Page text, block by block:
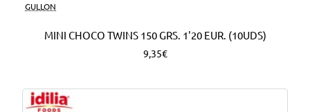
GULLON
MINI CHOCO TWINS 150 GRS. 1'20 EUR. (10UDS)
9,35€